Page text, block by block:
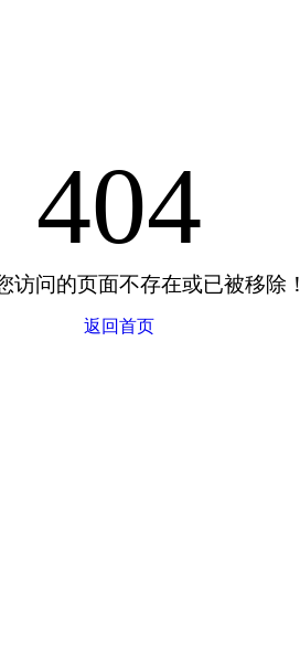
404
访问的页面不存在或已被移除！
返回首页